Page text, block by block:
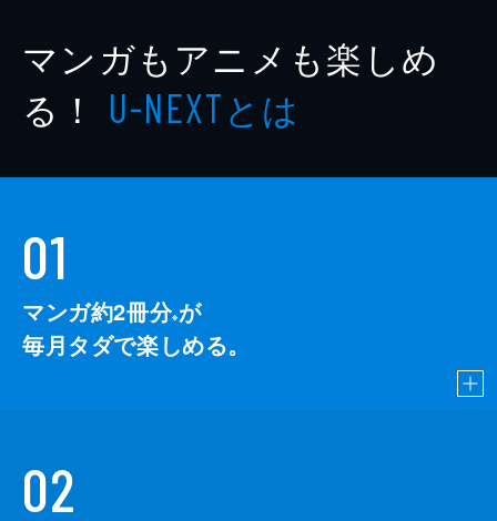
マンガもアニメも楽しめ
る！ U-NEXTとは
01
マンガ約2冊分※が
毎月タダで楽しめる。
02